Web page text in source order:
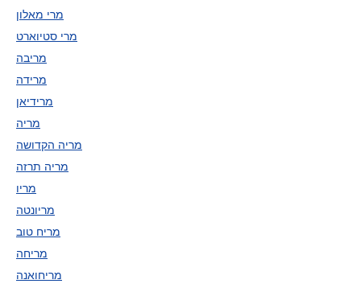
מרי מאלון
מרי סטיוארט
מריבה
מרידה
מרידיאן
מריה
מריה הקדושה
מריה תרזה
מריו
מריונטה
מריח טוב
מריחה
מריחואנה